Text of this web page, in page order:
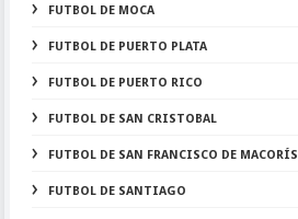
FUTBOL DE MOCA
FUTBOL DE PUERTO PLATA
FUTBOL DE PUERTO RICO
FUTBOL DE SAN CRISTOBAL
FUTBOL DE SAN FRANCISCO DE MACORÍS
FUTBOL DE SANTIAGO